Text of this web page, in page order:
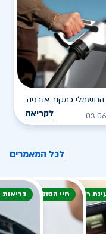
כמקור אנרגיה
לקריאה
לכל המאמרים
רכב חשמליחיי הסוללה